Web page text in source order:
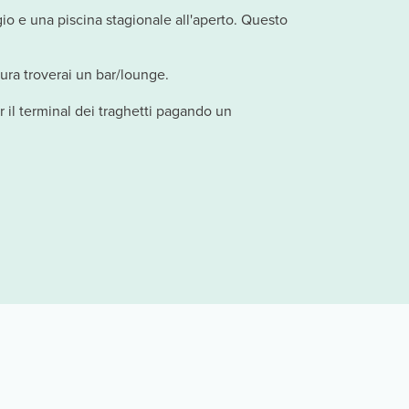
e una piscina stagionale all'aperto. Questo
troverai un bar/lounge.
il terminal dei traghetti pagando un